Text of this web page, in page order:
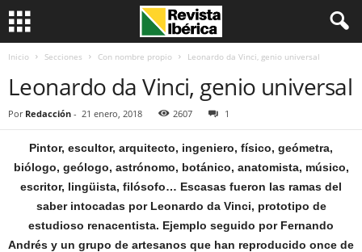
Inicio Secciones Con nombre propio Leonardo da Vinci, genio universal
Leonardo da Vinci, genio universal
Por Redacción - 21 enero, 2018 2607 1
Pintor, escultor, arquitecto, ingeniero, físico, geómetra,
biólogo, geólogo, astrónomo, botánico, anatomista, músico,
escritor, lingüista, filósofo… Escasas fueron las ramas del
saber intocadas por Leonardo da Vinci, prototipo de
estudioso renacentista. Ejemplo seguido por Fernando
Andrés y un grupo de artesanos que han reproducido once de